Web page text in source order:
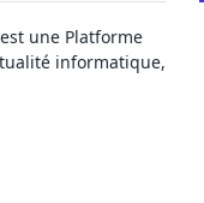
une Platforme
informatique,